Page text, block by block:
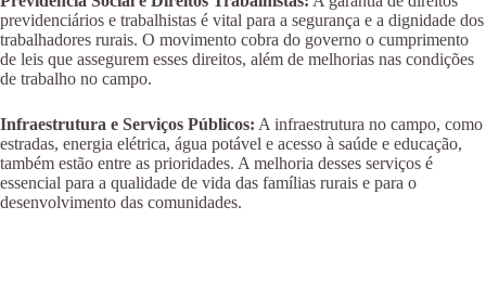
previdenciários e trabalhistas é vital para a segurança e a dignidade dos
trabalhadores rurais. O movimento cobra do governo o cumprimento
de leis que assegurem esses direitos, além de melhorias nas condições
de trabalho no campo.
Infraestrutura e Serviços Públicos: A infraestrutura no campo, como
estradas, energia elétrica, água potável e acesso à saúde e educação,
também estão entre as prioridades. A melhoria desses serviços é
essencial para a qualidade de vida das famílias rurais e para o
desenvolvimento das comunidades.